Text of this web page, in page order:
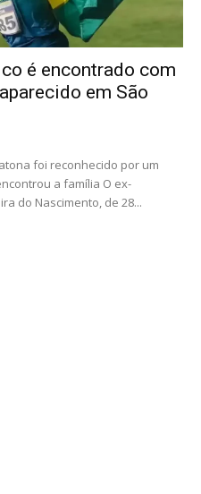
é encontrado com
em São
foi reconhecido por um
a família O ex-
do Nascimento, de 28...